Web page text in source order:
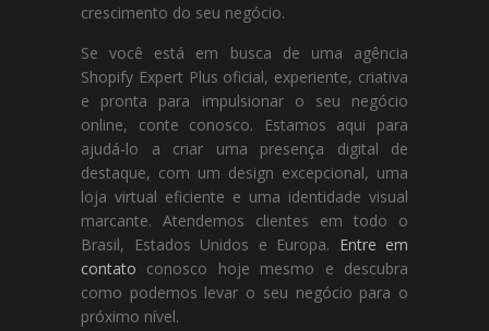
crescimento do seu negócio.
Se você está em busca de uma agência
Shopify Expert Plus oficial, experiente, criativa
e pronta para impulsionar o seu negócio
online, conte conosco. Estamos aqui para
ajudá-lo a criar uma presença digital de
destaque, com um design excepcional, uma
loja virtual eficiente e uma identidade visual
marcante. Atendemos clientes em todo o
Brasil, Estados Unidos e Europa. Entre em
contato conosco hoje mesmo e descubra
como podemos levar o seu negócio para o
próximo nível.